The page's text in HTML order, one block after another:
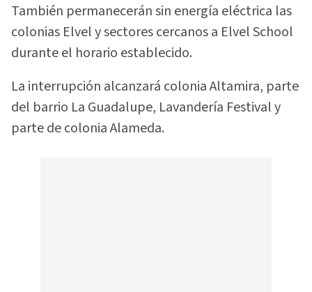
También permanecerán sin energía eléctrica las
colonias Elvel y sectores cercanos a Elvel School
durante el horario establecido.
La interrupción alcanzará colonia Altamira, parte
del barrio La Guadalupe, Lavandería Festival y
parte de colonia Alameda.